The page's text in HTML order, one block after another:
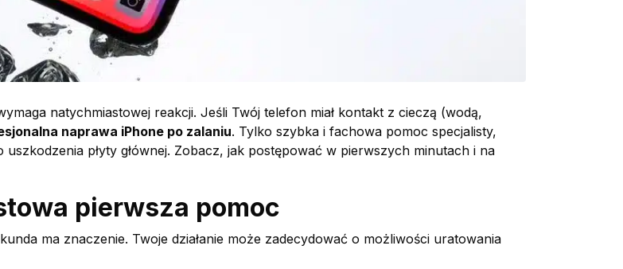
natychmiastowej reakcji. Jeśli Twój telefon miał kontakt z cieczą (wodą,
naprawa iPhone po zalaniu. Tylko szybka i fachowa pomoc specjalisty,
płyty głównej. Zobacz, jak postępować w pierwszych minutach i na
pierwsza pomoc
ma znaczenie. Twoje działanie może zadecydować o możliwości uratowania